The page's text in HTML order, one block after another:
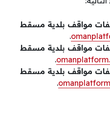
مواقف بلدية مسقط
.
مواقف بلدية مسقط
.
مواقف بلدية مسقط
.